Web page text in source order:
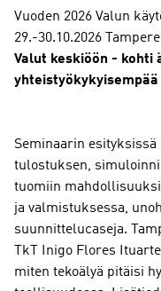
Vuoden 2026 Valun
29.-30.10.2026
Valut keskiöön - kohti
Seminaarin
tulostuksen,
tuomiin
ja valmistuksessa,
suunnittelucaseja.
TkT Inigo Flores
miten tekoälyä pitäisi